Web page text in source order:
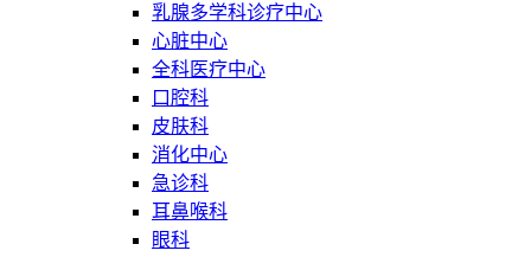
乳腺多学科诊疗中心
心脏中心
全科医疗中心
口腔科
皮肤科
消化中心
急诊科
耳鼻喉科
眼科